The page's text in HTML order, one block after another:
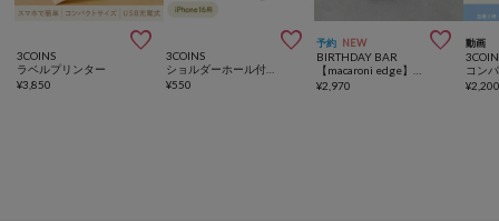

3COINS
ラベルプリンター
¥3,850

3COINS
¥550
予約 NEW 
BIRTHDAY BAR
¥2,970
動画
¥